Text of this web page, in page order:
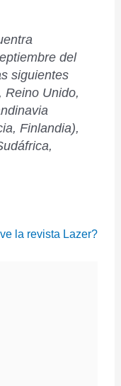
del
siguientes
Reino Unido,
Finlandia),
la revista Lazer?